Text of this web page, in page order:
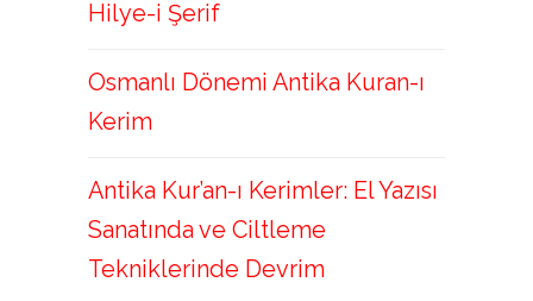
Hilye-i Şerif
Osmanlı Dönemi Antika Kuran-ı
Kerim
Antika Kur’an-ı Kerimler: El Yazısı
Sanatında ve Ciltleme
Tekniklerinde Devrim